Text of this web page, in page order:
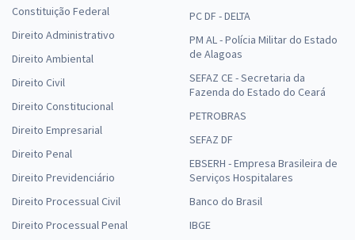
Constituição Federal
Direito Administrativo
Direito Ambiental
Direito Civil
Direito Constitucional
Direito Empresarial
Direito Penal
Direito Previdenciário
Direito Processual Civil
Direito Processual Penal
PC DF - DELTA
PM AL - Polícia Militar do Estado
de Alagoas
SEFAZ CE - Secretaria da
Fazenda do Estado do Ceará
PETROBRAS
SEFAZ DF
EBSERH - Empresa Brasileira de
Serviços Hospitalares
Banco do Brasil
IBGE